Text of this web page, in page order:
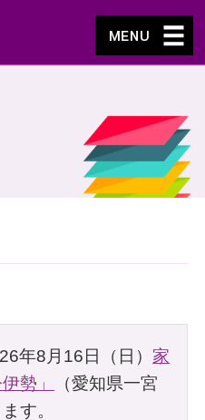
年8月16日（日） 家
勢」
（愛知県一宮
す。